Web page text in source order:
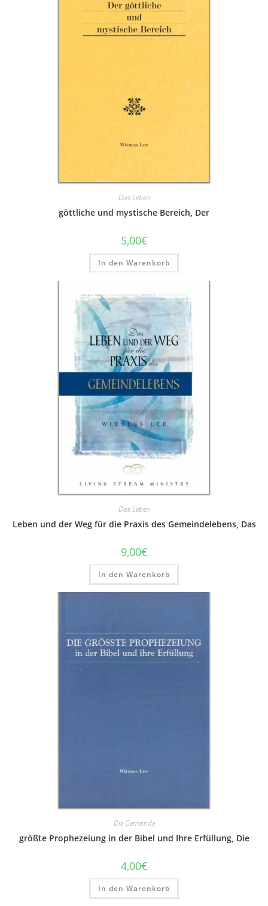
Das Leben
göttliche und mystische Bereich, Der
5,00€
In den Warenkorb
Das Leben
Leben und der Weg für die Praxis des Gemeindelebens, Das
9,00€
In den Warenkorb
Die Gemeinde
größte Prophezeiung in der Bibel und Ihre Erfüllung, Die
4,00€
In den Warenkorb